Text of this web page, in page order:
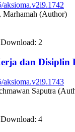
aksioma.v2i9.1742
Marhamah (Author)
2
dan
aksioma.v2i9.1743
Saputra
4